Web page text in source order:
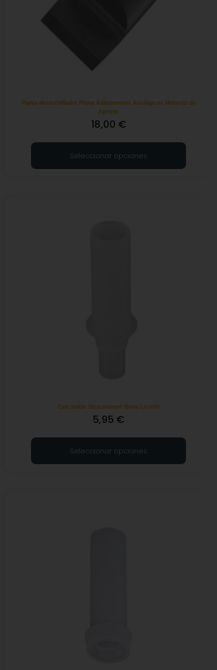
Punta destornillador Plana Aditamentos Analógicos Material de
Apriete
18,00 €
Seleccionar opciones
Calcinable Straumann® Bone Level®
5,95 €
Seleccionar opciones